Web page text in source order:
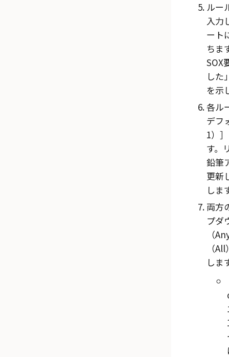
ルー
入力
ート
ちま
SOX
した
を示
各ル
デフ
1）
す。
鉛筆
更新
しま
両方
プダ
（
（
しま